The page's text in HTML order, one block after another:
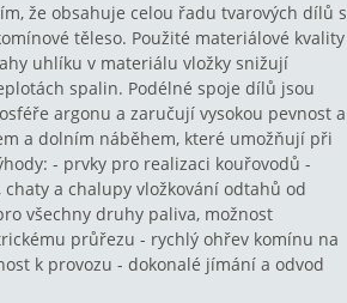
že obsahuje celou řadu tvarových dílů s
těleso. Použité materiálové kvality
uhlíku v materiálu vložky snižují
spalin. Podélné spoje dílů jsou
argonu a zaručují vysokou pevnost a
a dolním náběhem, které umožňují při
- prvky pro realizaci kouřovodů -
a chalupy vložkování odtahů od
všechny druhy paliva, možnost
průřezu - rychlý ohřev komínu na
k provozu - dokonalé jímání a odvod